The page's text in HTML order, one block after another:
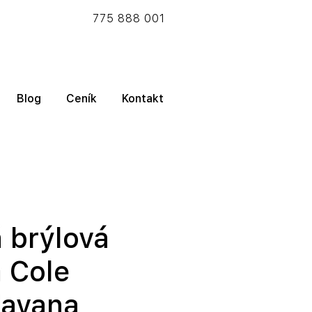
775 888 001
Blog Ceník Kontakt
brýlová
Cole